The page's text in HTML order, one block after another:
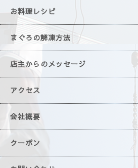
お料理レシピ
まぐろの解凍方法
店主からのメッセージ
アクセス
会社概要
クーポン